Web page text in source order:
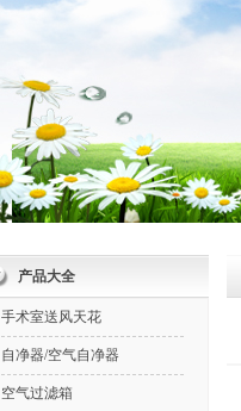
产品大全
手术室送风天花
自净器/空气自净器
空气过滤箱